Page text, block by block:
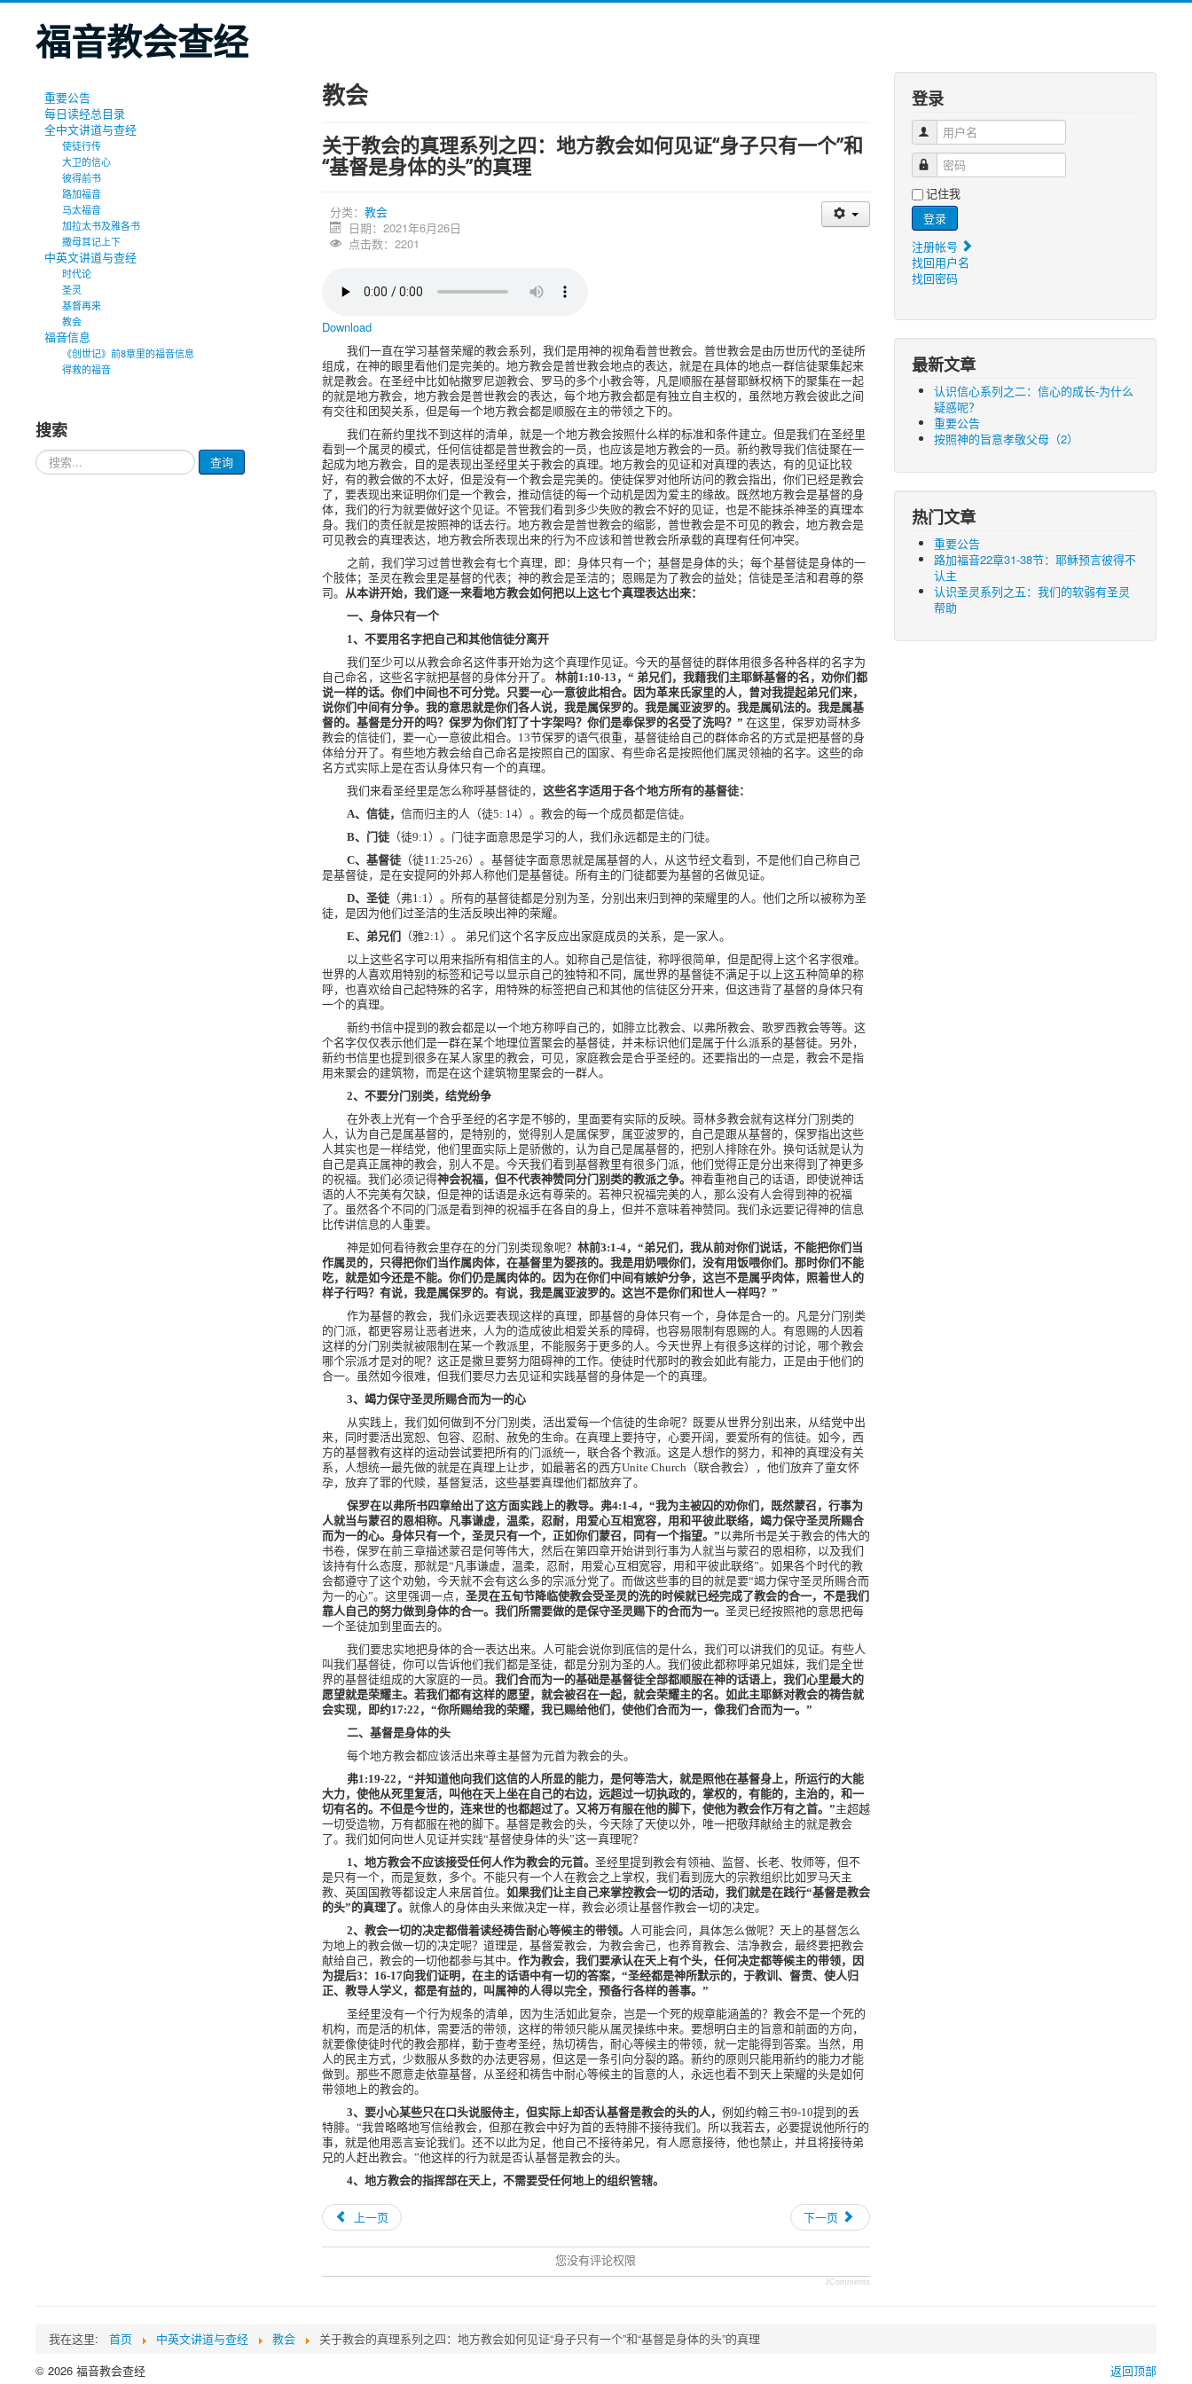
福音教会查经
重要公告
每日读经总目录
全中文讲道与查经
使徒行传
大卫的信心
彼得前书
路加福音
马太福音
加拉太书及雅各书
撒母耳记上下
中英文讲道与查经
时代论
圣灵
基督再来
教会
福音信息
《创世记》前8章里的福音信息
得救的福音
搜索
请
输
查询
教会
关于教会的真理系列之四：地方教会如何见证“身子只有一个”和
“基督是身体的头”的真理
分类： 教会
日期：2021年6月26日
点击数：2201
Download
我们一直在学习基督荣耀的教会系列，我们是用神的视角看普世教会。普世教会是由历世历代的圣徒所
组成，在神的眼里看他们是完美的。地方教会是普世教会地点的表达，就是在具体的地点一群信徒聚集起来
就是教会。在圣经中比如帖撒罗尼迦教会、罗马的多个小教会等，凡是顺服在基督耶稣权柄下的聚集在一起
的就是地方教会，地方教会是普世教会的表达，每个地方教会都是有独立自主权的，虽然地方教会彼此之间
有交往和团契关系，但是每一个地方教会都是顺服在主的带领之下的。
我们在新约里找不到这样的清单，就是一个地方教会按照什么样的标准和条件建立。但是我们在圣经里
看到一个属灵的模式，任何信徒都是普世教会的一员，也应该是地方教会的一员。新约教导我们信徒聚在一
起成为地方教会，目的是表现出圣经里关于教会的真理。地方教会的见证和对真理的表达，有的见证比较
好，有的教会做的不太好，但是没有一个教会是完美的。使徒保罗对他所访问的教会指出，你们已经是教会
了，要表现出来证明你们是一个教会，推动信徒的每一个动机是因为爱主的缘故。既然地方教会是基督的身
体，我们的行为就要做好这个见证。不管我们看到多少失败的教会不好的见证，也是不能抹杀神圣的真理本
身。我们的责任就是按照神的话去行。地方教会是普世教会的缩影，普世教会是不可见的教会，地方教会是
可见教会的真理表达，地方教会所表现出来的行为不应该和普世教会所承载的真理有任何冲突。
之前，我们学习过普世教会有七个真理，即：身体只有一个；基督是身体的头；每个基督徒是身体的一
个肢体；圣灵在教会里是基督的代表；神的教会是圣洁的；恩赐是为了教会的益处；信徒是圣洁和君尊的祭
司。 从本讲开始，我们逐一来看地方教会如何把以上这七个真理表达出来：
一、身体只有一个
1、不要用名字把自己和其他信徒分离开
我们至少可以从教会命名这件事开始为这个真理作见证。今天的基督徒的群体用很多各种各样的名字为
自己命名，这些名字就把基督的身体分开了。 林前1:10-13 ，“ 弟兄们，我藉我们主耶稣基督的名，劝你们都
说一样的话。你们中间也不可分党。只要一心一意彼此相合。因为革来氏家里的人，曾对我提起弟兄们来，
说你们中间有分争。我的意思就是你们各人说，我是属保罗的。我是属亚波罗的。我是属矶法的。我是属基
督的。基督是分开的吗？保罗为你们钉了十字架吗？你们是奉保罗的名受了洗吗？” 在这里，保罗劝哥林多
教会的信徒们，要一心一意彼此相合。 13节保罗的语气很重，基督徒给自己的群体命名的方式是把基督的身
体给分开了。有些地方教会给自己命名是按照自己的国家、有些命名是按照他们属灵领袖的名字。这些的命
名方式实际上是在否认身体只有一个的真理。
我们来看圣经里是怎么称呼基督徒的， 这些名字适用于各个地方所有的基督徒：
A、信徒， 信而归主的人（徒5: 14）。教会的每一个成员都是信徒。
B、门徒（徒9:1）。门徒字面意思是学习的人，我们永远都是主的门徒。
C、基督徒（徒11:25-26）。基督徒字面意思就是属基督的人，从这节经文看到，不是他们自己称自己
是基督徒，是在安提阿的外邦人称他们是基督徒。所有主的门徒都要为基督的名做见证。
D、圣徒（弗1:1）。所有的基督徒都是分别为圣，分别出来归到神的荣耀里的人。他们之所以被称为圣
徒，是因为他们过圣洁的生活反映出神的荣耀。
E、弟兄们 （雅2:1）。 弟兄们这个名字反应出家庭成员的关系，是一家人。
以上这些名字可以用来指所有相信主的人。如称自己是信徒，称呼很简单，但是配得上这个名字很难。
世界的人喜欢用特别的标签和记号以显示自己的独特和不同，属世界的基督徒不满足于以上这五种简单的称
呼，也喜欢给自己起特殊的名字，用特殊的标签把自己和其他的信徒区分开来，但这违背了基督的身体只有
一个的真理。
新约书信中提到的教会都是以一个地方称呼自己的，如腓立比教会、以弗所教会、歌罗西教会等等。这
个名字仅仅表示他们是一群在某个地理位置聚会的基督徒，并未标识他们是属于什么派系的基督徒。另外，
新约书信里也提到很多在某人家里的教会，可见，家庭教会是合乎圣经的。还要指出的一点是，教会不是指
用来聚会的建筑物，而是在这个建筑物里聚会的一群人。
2、不要分门别类，结党纷争
在外表上光有一个合乎圣经的名字是不够的，里面要有实际的反映。哥林多教会就有这样分门别类的
人，认为自己是属基督的，是特别的，觉得别人是属保罗，属亚波罗的，自己是跟从基督的，保罗指出这些
人其实也是一样结党，他们里面实际上是骄傲的，认为自己是属基督的，把别人排除在外。换句话就是认为
自己是真正属神的教会，别人不是。今天我们看到基督教里有很多门派，他们觉得正是分出来得到了神更多
的祝福。我们必须记得神会祝福，但不代表神赞同分门别类的教派之争。 神看重祂自己的话语，即使说神话
语的人不完美有欠缺，但是神的话语是永远有尊荣的。若神只祝福完美的人，那么没有人会得到神的祝福
了。虽然各个不同的门派是看到神的祝福手在各自的身上，但并不意味着神赞同。我们永远要记得神的信息
比传讲信息的人重要。
神是如何看待教会里存在的分门别类现象呢？ 林前3:1-4，“弟兄们，我从前对你们说话，不能把你们当
作属灵的，只得把你们当作属肉体，在基督里为婴孩的。我是用奶喂你们，没有用饭喂你们。那时你们不能
吃，就是如今还是不能。你们仍是属肉体的。因为在你们中间有嫉妒分争，这岂不是属乎肉体，照着世人的
样子行吗？有说，我是属保罗的。有说，我是属亚波罗的。这岂不是你们和世人一样吗？”
作为基督的教会，我们永远要表现这样的真理，即基督的身体只有一个，身体是合一的。凡是分门别类
的门派，都更容易让恶者进来，人为的造成彼此相爱关系的障碍，也容易限制有恩赐的人。有恩赐的人因着
这样的分门别类就被限制在某一个教派里，不能服务于更多的人。今天世界上有很多这样的讨论，哪个教会
哪个宗派才是对的呢？这正是撒旦要努力阻碍神的工作。使徒时代那时的教会如此有能力，正是由于他们的
合一。虽然如今很难，但我们要尽力去见证和实践基督的身体是一个的真理。
3、竭力保守圣灵所赐合而为一的心
从实践上，我们如何做到不分门别类，活出爱每一个信徒的生命呢？既要从世界分别出来，从结党中出
来，同时要活出宽恕、包容、忍耐、赦免的生命。在真理上要持守，心要开阔，要爱所有的信徒。如今，西
方的基督教有这样的运动尝试要把所有的门派统一，联合各个教派。这是人想作的努力，和神的真理没有关
系，人想统一最先做的就是在真理上让步，如最著名的西方Unite Church（联合教会），他们放弃了童女怀
孕，放弃了罪的代赎，基督复活，这些基要真理他们都放弃了。
保罗在以弗所书四章给出了这方面实践上的教导。弗4:1-4，“我为主被囚的劝你们，既然蒙召，行事为
人就当与蒙召的恩相称。凡事谦虚，温柔，忍耐，用爱心互相宽容，用和平彼此联络，竭力保守圣灵所赐合
而为一的心。身体只有一个，圣灵只有一个，正如你们蒙召，同有一个指望。”以弗所书是关于教会的伟大的
书卷，保罗在前三章描述蒙召是何等伟大，然后在第四章开始讲到行事为人就当与蒙召的恩相称，以及我们
该持有什么态度，那就是“凡事谦虚，温柔，忍耐，用爱心互相宽容，用和平彼此联络”。如果各个时代的教
会都遵守了这个劝勉，今天就不会有这么多的宗派分党了。而做这些事的目的就是要“竭力保守圣灵所赐合而
为一的心”。这里强调一点， 圣灵在五旬节降临使教会受圣灵的洗的时候就已经完成了教会的合一，不是我们
靠人自己的努力做到身体的合一。我们所需要做的是保守圣灵赐下的合而为一。 圣灵已经按照祂的意思把每
一个圣徒加到里面去的。
我们要忠实地把身体的合一表达出来。人可能会说你到底信的是什么，我们可以讲我们的见证。有些人
叫我们基督徒，你可以告诉他们我们都是圣徒，都是分别为圣的人。我们彼此都称呼弟兄姐妹，我们是全世
界的基督徒组成的大家庭的一员。 我们合而为一的基础是基督徒全部都顺服在神的话语上，我们心里最大的
愿望就是荣耀主。若我们都有这样的愿望，就会被召在一起，就会荣耀主的名。如此主耶稣对教会的祷告就
会实现，即约17:22 ，“你所赐给我的荣耀，我已赐给他们，使他们合而为一，像我们合而为一。”
二、基督是身体的头
每个地方教会都应该活出来尊主基督为元首为教会的头。
弗1:19-22 ，“并知道他向我们这信的人所显的能力，是何等浩大，就是照他在基督身上，所运行的大能
大力，使他从死里复活，叫他在天上坐在自己的右边，远超过一切执政的，掌权的，有能的，主治的，和一
切有名的。不但是今世的，连来世的也都超过了。又将万有服在他的脚下，使他为教会作万有之首。”主超越
一切受造物，万有都服在祂的脚下。基督是教会的头，今天除了天使以外，唯一把敬拜献给主的就是教会
了。我们如何向世人见证并实践“基督使身体的头”这一真理呢？
1、地方教会不应该接受任何人作为教会的元首。 圣经里提到教会有领袖、监督、长老、牧师等，但不
是只有一个，而是复数，多个。不能只有一个人在教会之上掌权，我们看到庞大的宗教组织比如罗马天主
教、英国国教等都设定人来居首位。 如果我们让主自己来掌控教会一切的活动，我们就是在践行“基督是教会
的头”的真理了。 就像人的身体由头来做决定一样，教会必须让基督作教会一切的决定。
2、教会一切的决定都借着读经祷告耐心等候主的带领。 人可能会问，具体怎么做呢？天上的基督怎么
为地上的教会做一切的决定呢？道理是，基督爱教会，为教会舍己，也养育教会、洁净教会，最终要把教会
献给自己，教会的一切他都参与其中。 作为教会，我们要承认在天上有个头，任何决定都等候主的带领，因
为提后3 ： 16-17向我们证明，在主的话语中有一切的答案，“圣经都是神所默示的，于教训、督责、使人归
正、教导人学义，都是有益的，叫属神的人得以完全，预备行各样的善事。”
圣经里没有一个行为规条的清单，因为生活如此复杂，岂是一个死的规章能涵盖的？教会不是一个死的
机构，而是活的机体，需要活的带领，这样的带领只能从属灵操练中来。要想明白主的旨意和前面的方向，
就要像使徒时代的教会那样，勤于查考圣经，热切祷告，耐心等候主的带领，就一定能得到答案。当然，用
人的民主方式，少数服从多数的办法更容易，但这是一条引向分裂的路。新约的原则只能用新约的能力才能
做到。那些不愿意走依靠基督，从圣经和祷告中耐心等候主的旨意的人，永远也看不到天上荣耀的头是如何
带领地上的教会的。
3、要小心某些只在口头说服侍主，但实际上却否认基督是教会的头的人， 例如约翰三书9-10提到的丢
特腓。“我曾略略地写信给教会，但那在教会中好为首的丢特腓不接待我们。所以我若去，必要提说他所行的
事，就是他用恶言妄论我们。还不以此为足，他自己不接待弟兄，有人愿意接待，他也禁止，并且将接待弟
兄的人赶出教会。”他这样的行为就是否认基督是教会的头。
4、地方教会的指挥部在天上，不需要受任何地上的组织管辖。
上一页 下一页
您没有评论权限
JComments
登录
用户名
密码
记住我
登录
注册帐号
找回用户名
找回密码
最新文章
认识信心系列之二：信心的成长-为什么
疑惑呢？
重要公告
按照神的旨意孝敬父母（2）
热门文章
重要公告
路加福音22章31-38节：耶稣预言彼得不
认主
认识圣灵系列之五：我们的软弱有圣灵
帮助
我在这里: 首页 中英文讲道与查经 教会
关于教会的真理系列之四：地方教会如何见证“身子只有一个”和“基督是身体的头”的真理
返回顶部
© 2026 福音教会查经